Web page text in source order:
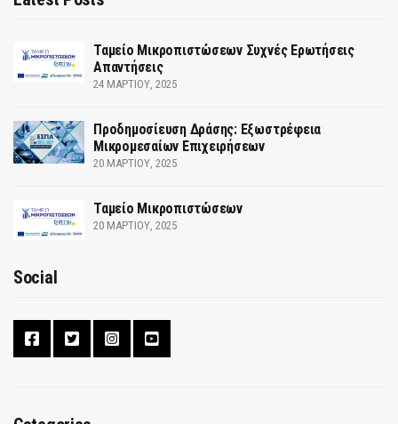
Ταμείο Μικροπιστώσεων Συχνές Ερωτήσεις
Απαντήσεις
24 ΜΑΡΤΊΟΥ, 2025
Προδημοσίευση Δράσης: Εξωστρέφεια
Μικρομεσαίων Επιχειρήσεων
20 ΜΑΡΤΊΟΥ, 2025
Ταμείο Μικροπιστώσεων
20 ΜΑΡΤΊΟΥ, 2025
Social